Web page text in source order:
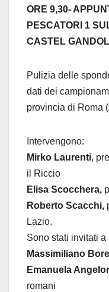
ORE 9,30-
PESCATORI 1
CASTEL
Pulizia delle
dati dei
provincia di Roma
Intervengono:
Mirko Laurenti,
il Riccio
Elisa Scocchera,
Roberto Scacchi,
Lazio.
Sono stati invitati a
Massimiliano
Emanuela
romani